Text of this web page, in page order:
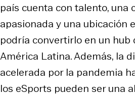
país cuenta con talento, una
apasionada y una ubicación
podría convertirlo en un hub
América Latina. Además, la
acelerada por la pandemia
los eSports pueden ser una